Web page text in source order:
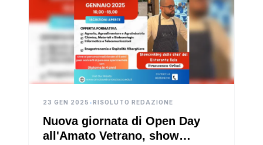
23 GEN 2025 • RISOLUTO REDAZIONE
Nuova giornata di Open Day
all'Amato Vetrano, show